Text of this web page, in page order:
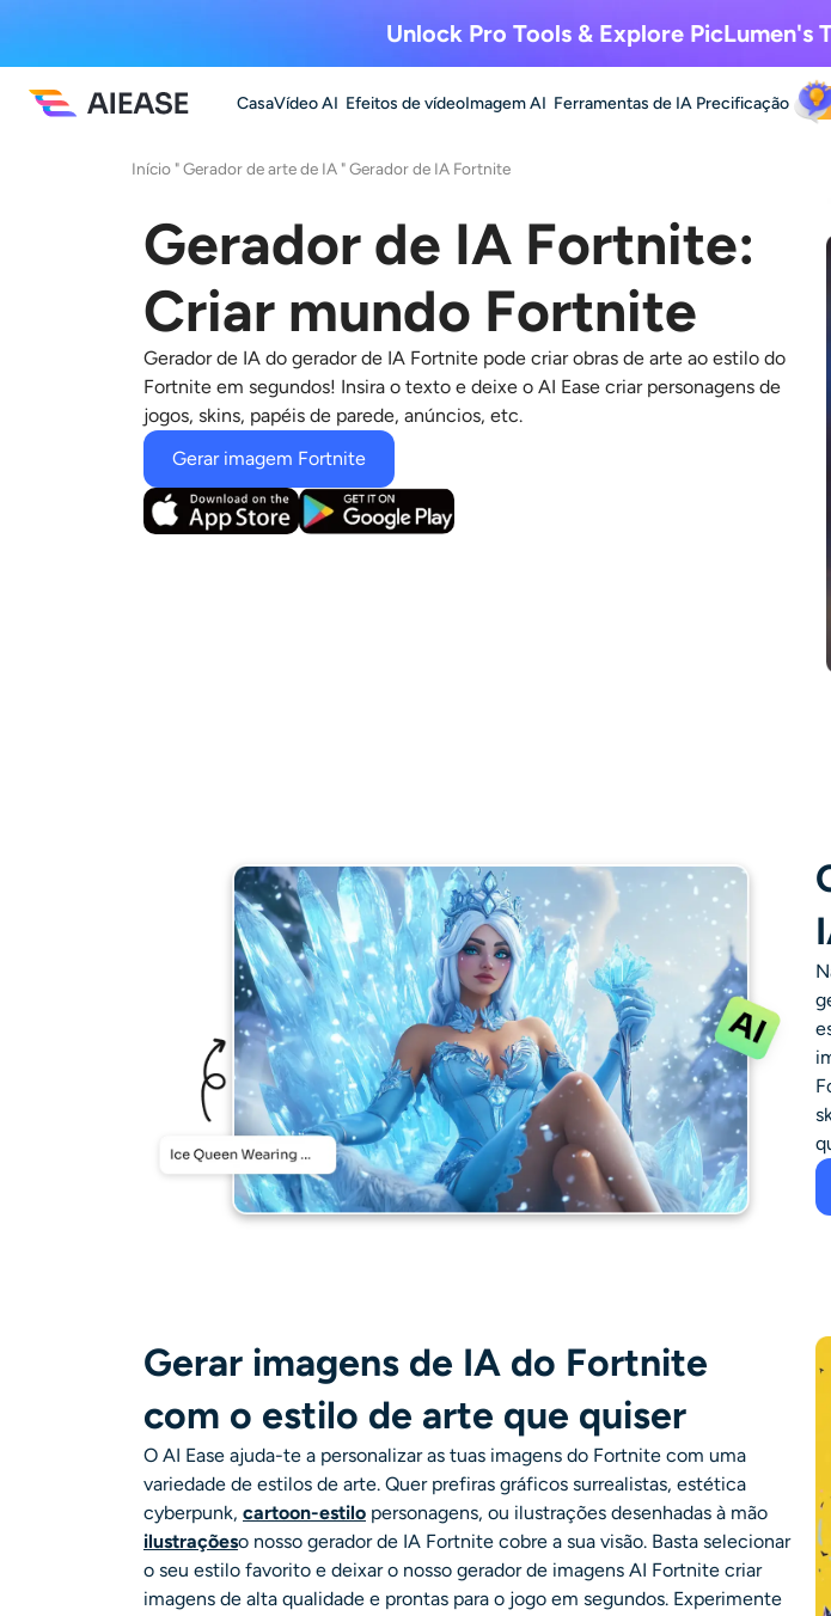
Unlock Pro Tools & ExplorePicLumen's
CasaVídeo AI Efeitos de vídeoImagem AI Ferramentas de IA Precificação
Início "Gerador de arte de IA " Geradorde IA Fortnite
Gerador de IA Fortnite:
Criar mundo Fortnite
Gerador de IA do gerador de IA Fortnite pode criar obras de arte ao estilo do
Fortnite em segundos! Insira o texto e deixe o AI Ease criar personagens de
jogos, skins, papéis de parede, anúncios, etc.
Gerar imagem Fortnite
Gerar imagens de IA do Fortnite
com o estilo de arte que quiser
O AI Ease ajuda-te a personalizar as tuas imagens do Fortnite com uma
variedade de estilos de arte. Quer prefiras gráficos surrealistas, estética
cyberpunk, cartoon-estilo personagens, ou ilustrações desenhadas à mão
ilustraçõeso nosso gerador de IA Fortnite cobre a sua visão. Basta selecionar
o seu estilo favorito e deixar o nosso gerador de imagens AI Fortnite criar
imagens de alta qualidade e prontas para o jogo em segundos. Experimente